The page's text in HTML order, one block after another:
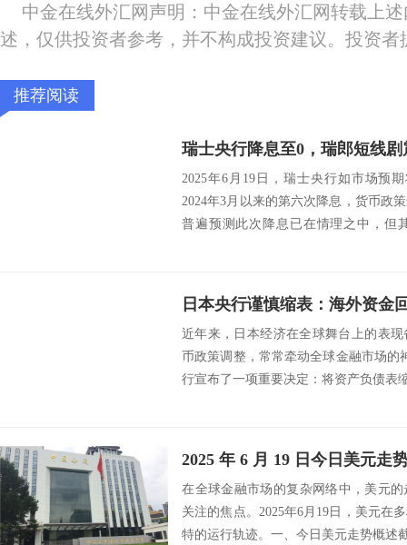
中金在线外汇网声明：中金在线外汇网转载上
述，仅供投资者参考，并不构成投资建议。投资
推荐阅读
瑞士央行降息至0，瑞郎短线
2025年6月19日，瑞士央行如市场预
2024年3月以来的第六次降息，货币政
普遍预测此次降息已在情理之中，但
日本央行谨慎缩表：海外资金
近年来，日本经济在全球舞台上的表
币政策调整，常常牵动全球金融市场的
行宣布了一项重要决定：将资产负债表
2025 年 6 月 19 日今日美元走
在全球金融市场的复杂网络中，美元
关注的焦点。2025年6月19日，美元在
特的运行轨迹。​ 一、今日美元走势概述​